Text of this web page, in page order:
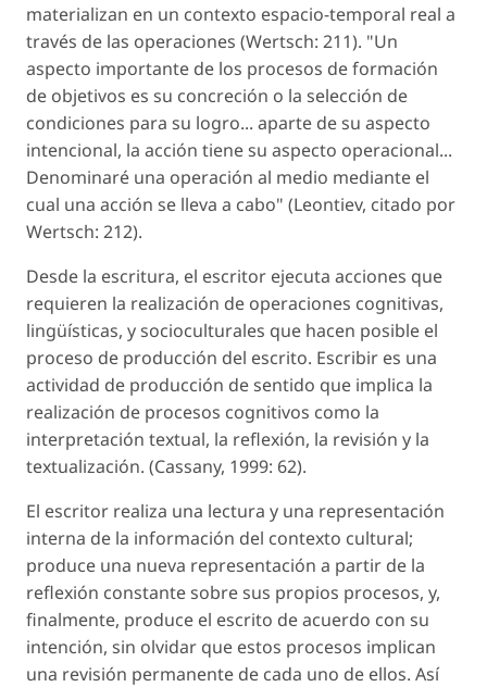
materializan en un contexto espacio-temporal real a
través de las operaciones (Wertsch: 211). "Un
aspecto importante de los procesos de formación
de objetivos es su concreción o la selección de
condiciones para su logro... aparte de su aspecto
intencional, la acción tiene su aspecto operacional...
Denominaré una operación al medio mediante el
cual una acción se lleva a cabo" (Leontiev, citado por
Wertsch: 212).
Desde la escritura, el escritor ejecuta acciones que
requieren la realización de operaciones cognitivas,
lingüísticas, y socioculturales que hacen posible el
proceso de producción del escrito. Escribir es una
actividad de producción de sentido que implica la
realización de procesos cognitivos como la
interpretación textual, la reflexión, la revisión y la
textualización. (Cassany, 1999: 62).
El escritor realiza una lectura y una representación
interna de la información del contexto cultural;
produce una nueva representación a partir de la
reflexión constante sobre sus propios procesos, y,
finalmente, produce el escrito de acuerdo con su
intención, sin olvidar que estos procesos implican
una revisión permanente de cada uno de ellos. Así